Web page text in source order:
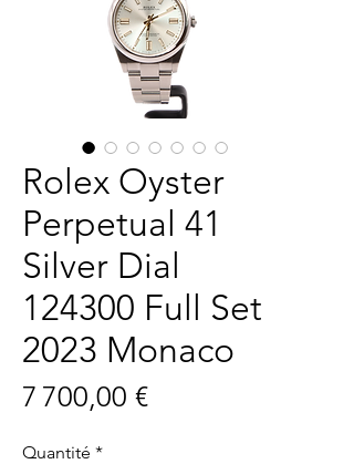
Rolex Oyster
Perpetual 41
Silver Dial
124300 Full Set
2023 Monaco
7 700,00 €Prix
Quantité *